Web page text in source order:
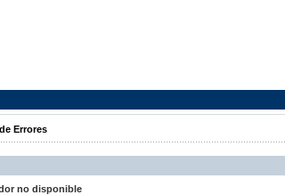
Errores
no disponible